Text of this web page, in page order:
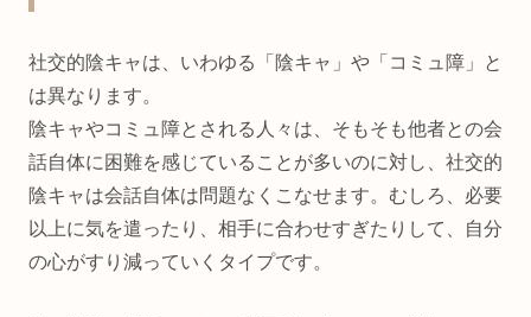
社交的陰キャは、いわゆる「陰キャ」や「コミュ障」と
は異なります。
陰キャやコミュ障とされる人々は、そもそも他者との会
話自体に困難を感じていることが多いのに対し、社交的
陰キャは会話自体は問題なくこなせます。むしろ、必要
以上に気を遣ったり、相手に合わせすぎたりして、自分
の心がすり減っていくタイプです。